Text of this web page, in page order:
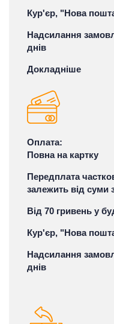
Кур'єр, "Нова
Надсилання
днів
Докладніше
Оплата:
Повна на картку
Передплата
залежить від суми
Від 70 гривень у
Кур'єр, "Нова
Надсилання
днів